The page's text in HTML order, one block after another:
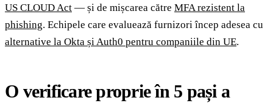
US CLOUD Act — și de mișcarea către MFA rezistent la
phishing. Echipele care evaluează furnizori încep adesea cu
alternative la Okta și Auth0 pentru companiile din UE.
O verificare proprie în 5 pași a